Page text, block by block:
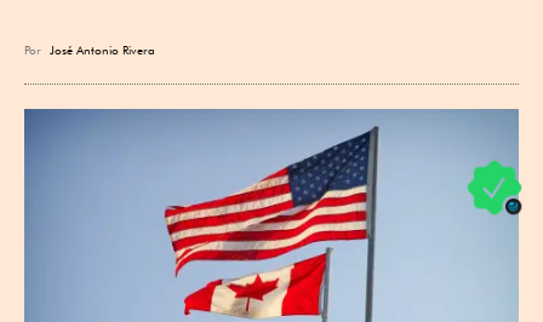
Por José Antonio Rivera